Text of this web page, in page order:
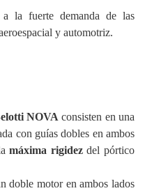
la fuerte demanda de las
y automotriz.
NOVA consisten en una
con guías dobles en ambos
máxima rigidezdel pórtico
doble motor en ambos lados